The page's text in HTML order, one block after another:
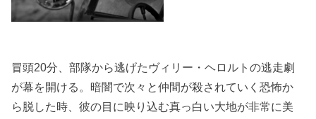
冒頭20分、部隊から逃げたヴィリー・ヘロルトの逃走劇
が幕を開ける。暗闇で次々と仲間が殺されていく恐怖か
ら脱した時、彼の目に映り込む真っ白い大地が非常に美